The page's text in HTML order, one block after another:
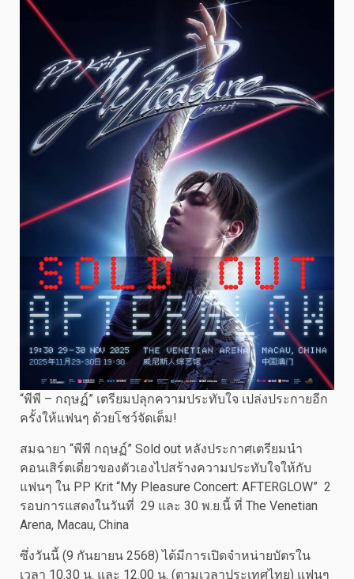
“พีพี – กฤษฏ์” เตรียมปลุกความประทับใจ เปล่งประกายอีก
ครั้งให้แฟนๆ ด้วยโชว์จัดเต็ม!
สมฉายา “พีพี กฤษฏ์” Sold out หลังประกาศเตรียมนำ
คอนเสิร์ตเดี่ยวของตัวเองไปสร้างความประทับใจให้กับ
แฟนๆ ใน PP Krit “My Pleasure Concert: AFTERGLOW” 2
รอบการแสดงในวันที่ 29 และ 30 พ.ย.นี้ ที่ The Venetian
Arena, Macau, China
ซึ่งวันนี้ (9 กันยายน 2568) ได้มีการเปิดจำหน่ายบัตรใน
เวลา 10.30 น. และ 12.00 น. (ตามเวลาประเทศไทย) แฟนๆ